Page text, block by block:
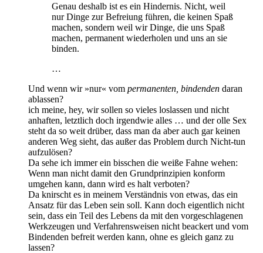
Genau deshalb ist es ein Hindernis. Nicht, weil
nur Dinge zur Befreiung führen, die keinen Spaß
machen, sondern weil wir Dinge, die uns Spaß
machen, permanent wiederholen und uns an sie
binden.
…
Und wenn wir »nur« vom permanenten, bindenden daran
ablassen?
ich meine, hey, wir sollen so vieles loslassen und nicht
anhaften, letztlich doch irgendwie alles … und der olle Sex
steht da so weit drüber, dass man da aber auch gar keinen
anderen Weg sieht, das außer das Problem durch Nicht-tun
aufzulösen?
Da sehe ich immer ein bisschen die weiße Fahne wehen:
Wenn man nicht damit den Grundprinzipien konform
umgehen kann, dann wird es halt verboten?
Da knirscht es in meinem Verständnis von etwas, das ein
Ansatz für das Leben sein soll. Kann doch eigentlich nicht
sein, dass ein Teil des Lebens da mit den vorgeschlagenen
Werkzeugen und Verfahrensweisen nicht beackert und vom
Bindenden befreit werden kann, ohne es gleich ganz zu
lassen?